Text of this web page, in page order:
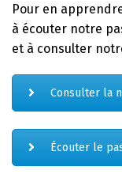
Pour en
à écouter notre
et à consulter
Consulter la
Écouter le